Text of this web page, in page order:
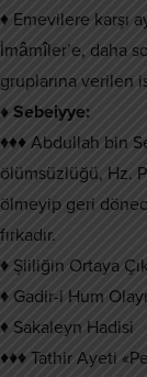
♦ Emevilere karşı
İmâmîler’e, daha
gruplarına verilen
♦ Sebeiyye:
♦♦♦ Abdullah bin
ölümsüzlüğü, Hz.
ölmeyip geri
fırkadır.
♦ Şiiliğin Ortaya
♦ Gadir-i Hum
♦ Sakaleyn Hadisi
♦♦♦ Tathir Ayeti